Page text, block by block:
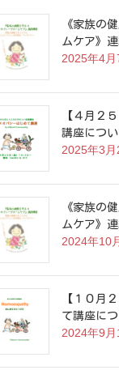
《家族の
ムケア》
2025年4月
【４月２
講座につ
2025年3月
《家族の
ムケア》
2024年10
【１０月
て講座に
2024年9月